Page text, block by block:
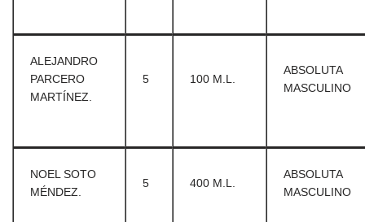
ALEJANDRO
PARCERO
MARTÍNEZ.
5 100 M.L.
ABSOLUTA
MASCULINO
NOEL SOTO
MÉNDEZ.
5 400 M.L.
ABSOLUTA
MASCULINO